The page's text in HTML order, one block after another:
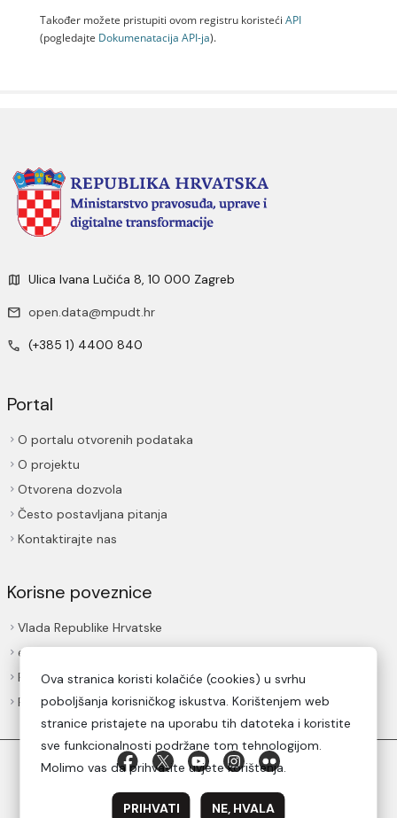
Također možete pristupiti ovom registru koristeći API
(pogledajte Dokumenаtаcijа API-jа).